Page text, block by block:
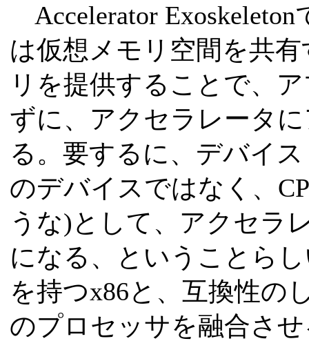
Accelerator
は仮想メモリ空間を共
リを提供することで、
ずに、アクセラレータ
る。要するに、デバイ
のデバイスではなく、
うな)として、アクセラ
になる、ということら
を持つx86と、互換性の
のプロセッサを融合さ